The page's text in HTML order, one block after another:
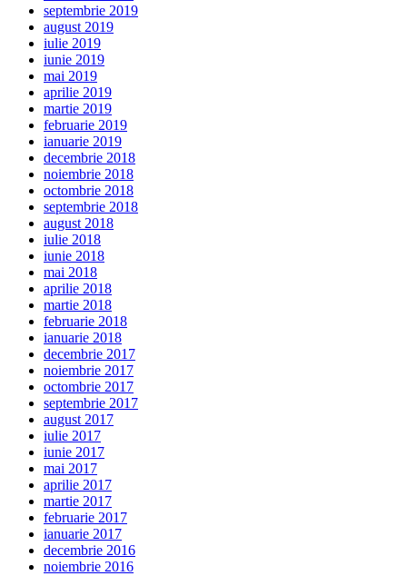
septembrie 2019
august 2019
iulie 2019
iunie 2019
mai 2019
aprilie 2019
martie 2019
februarie 2019
ianuarie 2019
decembrie 2018
noiembrie 2018
octombrie 2018
septembrie 2018
august 2018
iulie 2018
iunie 2018
mai 2018
aprilie 2018
martie 2018
februarie 2018
ianuarie 2018
decembrie 2017
noiembrie 2017
octombrie 2017
septembrie 2017
august 2017
iulie 2017
iunie 2017
mai 2017
aprilie 2017
martie 2017
februarie 2017
ianuarie 2017
decembrie 2016
noiembrie 2016